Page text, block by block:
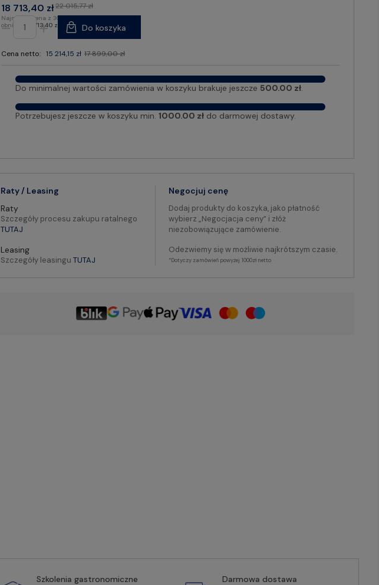
18 713,40 zł22 015,77 zł
Najniższa cena z 30 dni przed
obniżką: 18 713,40 zł
Cena netto: 15 214,15 zł 17 899,00 zł
Do koszyka
Do minimalnej wartości zamówienia w koszyku brakuje jeszcze 500.00 zł.
Potrzebujesz jeszcze w koszyku min. 1000.00 złdo darmowej dostawy.
Raty / Leasing
Raty
Szczegóły procesu zakupu ratalnego
TUTAJ
Leasing
Szczegóły leasinguTUTAJ
Negocjuj cenę
Dodaj produkty do koszyka, jako płatność
wybierz „Negocjacja ceny” i złóż
niezobowiązujące zamówienie.
Odezwiemy się w możliwie najkrótszym czasie.
*Dotyczy zamówień powyżej 1000zł netto
Szkolenia gastronomiczne
Darmowa dostawa